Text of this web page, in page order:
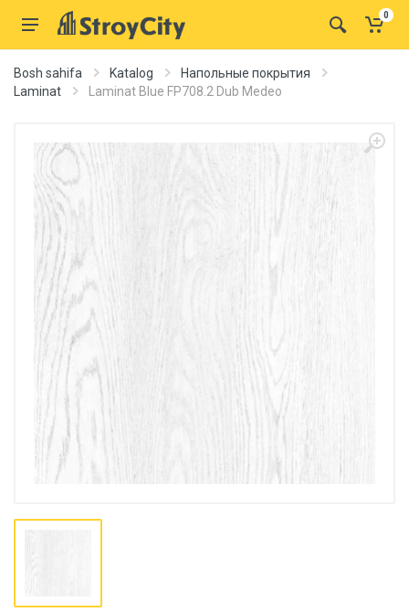
0
Bosh sahifa Katalog
Напольные покрытия
Laminat
Laminat Blue FP708.2 Dub Medeo